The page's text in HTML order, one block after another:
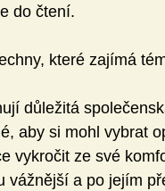
do čtení.
které zajímá
důležitá
aby si mohl vybrat
vykročit ze své
vážnější a po jejím